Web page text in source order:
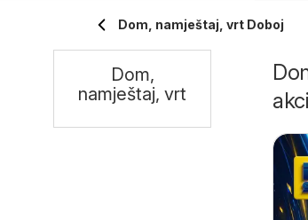
Dom, namještaj, vrt Doboj
Dom,
namještaj, vrt